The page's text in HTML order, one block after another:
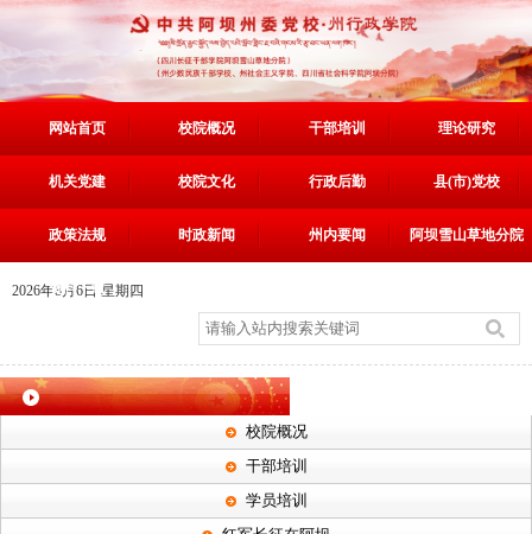
网站首页 校院概况 干部培训 理论研究
机关党建 校院文化 行政后勤 县(市)党校
政策法规 时政新闻 州内要闻 阿坝雪山草地分院
资料下载
2026年8月6日 星期四
校院概况
干部培训
学员培训